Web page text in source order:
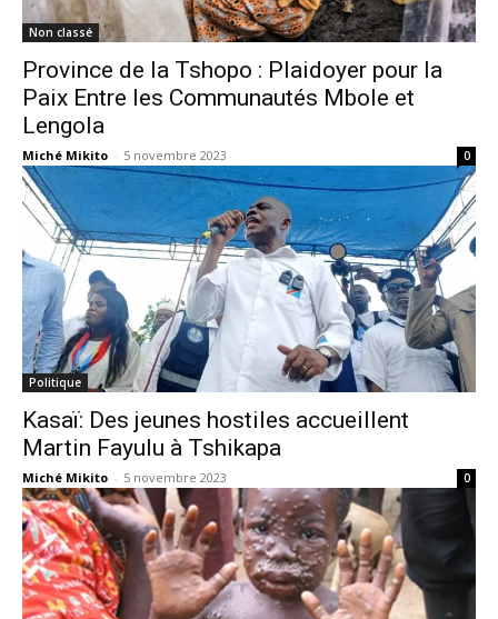
Non classé
Province de la Tshopo : Plaidoyer pour la
Paix Entre les Communautés Mbole et
Lengola
Miché Mikito - 5 novembre 2023 0
Politique
Kasaï: Des jeunes hostiles accueillent
Martin Fayulu à Tshikapa
Miché Mikito - 5 novembre 2023 0